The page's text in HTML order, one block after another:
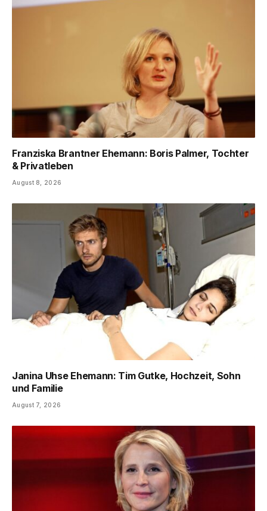
Franziska Brantner Ehemann: Boris Palmer, Tochter
& Privatleben
August 8, 2026
Janina Uhse Ehemann: Tim Gutke, Hochzeit, Sohn
und Familie
August 7, 2026